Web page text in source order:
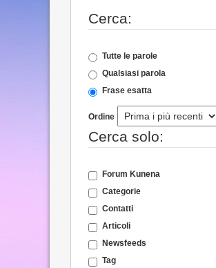
Cerca:
Tutte le parole
Qualsiasi parola
Frase esatta
Ordine
Cerca solo:
Forum Kunena
Categorie
Contatti
Articoli
Newsfeeds
Tag